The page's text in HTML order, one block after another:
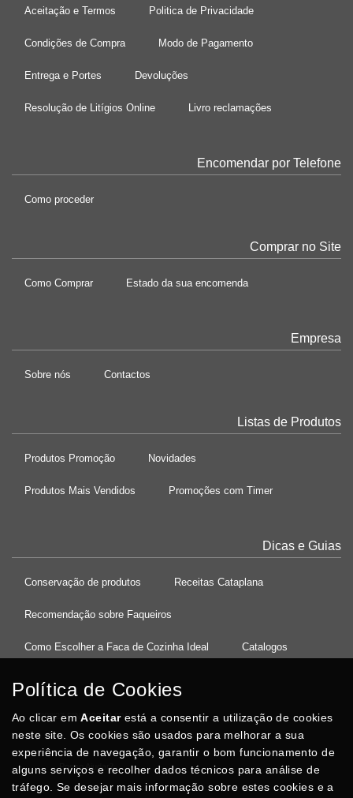
Aceitação e Termos Politica de Privacidade
Condições de Compra Modo de Pagamento
Entrega e Portes Devoluções
Resolução de Litígios Online Livro reclamações
Encomendar por Telefone
Como proceder
Comprar no Site
Como Comprar Estado da sua encomenda
Empresa
Sobre nós Contactos
Listas de Produtos
Produtos Promoção Novidades
Produtos Mais Vendidos Promoções com Timer
Dicas e Guias
Conservação de produtos Receitas Cataplana
Recomendação sobre Faqueiros
Como Escolher a Faca de Cozinha Ideal Catalogos
37°08'27.5"N 8°32'13.9"W
Posso Ajudar?
Política de Cookies
Ao clicar emAceitarestá a consentir a utilização de cookies
neste site. Os cookies são usados para melhorar a sua
experiência de navegação, garantir o bom funcionamento de
alguns serviços e recolher dados técnicos para análise de
tráfego. Se desejar mais informação sobre estes cookies e a